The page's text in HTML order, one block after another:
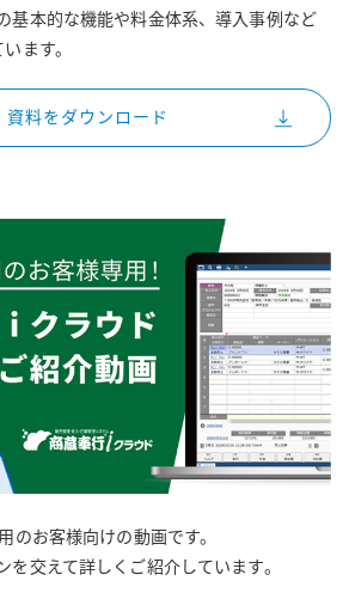
基本的な機能や料金体系、導入事例など
ます。
資料をダウンロード
のお客様向けの動画です。
を交えて詳しくご紹介しています。